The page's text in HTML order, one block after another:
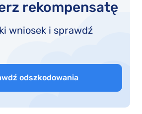
rekompensatę
wniosek i sprawdź
odszkodowania